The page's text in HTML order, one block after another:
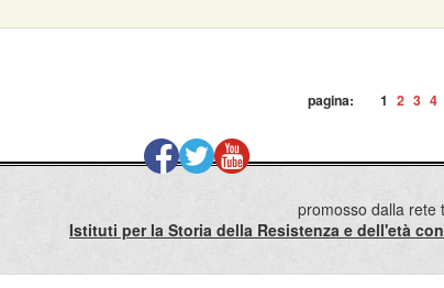
pagina: 1 2 3 4
promosso dalla rete
Istituti per la Storia della Resistenza e dell'età